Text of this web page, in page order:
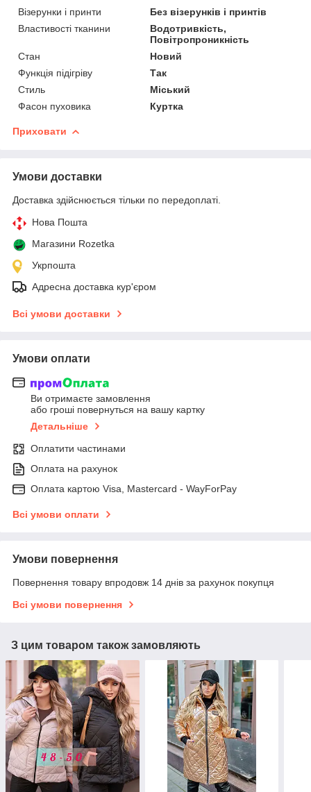
Візерунки і принти
Без візерунків і принтів
Властивості тканини
Водотривкість,
Повітропроникність
Стан
Новий
Функція підігріву
Так
Стиль
Міський
Фасон пуховика
Куртка
Приховати
Умови доставки
Доставка здійснюється тільки по передоплаті.
Нова Пошта
Магазини Rozetka
Укрпошта
Адресна доставка кур'єром
Всі умови доставки
Умови оплати
Ви отримаєте замовлення
або гроші повернуться на вашу картку
Детальніше
Оплатити частинами
Оплата на рахунок
Оплата картою Visa, Mastercard - WayForPay
Всі умови оплати
Умови повернення
Повернення товару впродовж 14 днів за рахунок покупця
Всі умови повернення
З цим товаром також замовляють